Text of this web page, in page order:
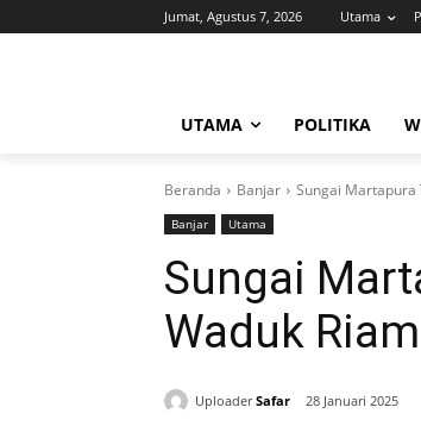
Jumat, Agustus 7, 2026 Utama
UTAMA POLITIKA
Beranda Banjar Sungai Martapura
Banjar Utama
Sungai
Waduk
Uploader Safar 28 Januari 2025